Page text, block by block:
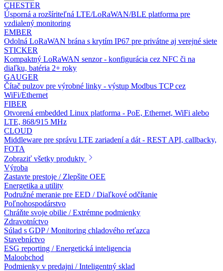
CHESTER
Úsporná a rozšíriteľná LTE/LoRaWAN/BLE platforma pre
vzdialený monitoring
EMBER
Odolná LoRaWAN brána s krytím IP67 pre privátne aj verejné siete
STICKER
Kompaktný LoRaWAN senzor - konfigurácia cez NFC či na
diaľku, batéria 2+ roky
GAUGER
Čítač pulzov pre výrobné linky - výstup Modbus TCP cez
WiFi/Ethernet
FIBER
Otvorená embedded Linux platforma - PoE, Ethernet, WiFi alebo
LTE, 868/915 MHz
CLOUD
Middleware pre správu LTE zariadení a dát - REST API, callbacky,
FOTA
Zobraziť všetky produkty
Výroba
Zastavte prestoje / Zlepšite OEE
Energetika a utility
Podružné meranie pre EED / Diaľkové odčítanie
Poľnohospodárstvo
Chráňte svoje obilie / Extrémne podmienky
Zdravotníctvo
Súlad s GDP / Monitoring chladového reťazca
Stavebníctvo
ESG reporting / Energetická inteligencia
Maloobchod
Podmienky v predajni / Inteligentný sklad